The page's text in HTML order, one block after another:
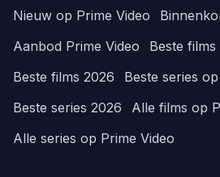
Nieuw op Prime Video
Aanbod Prime Video
Beste
Beste films 2026
Beste series
Beste series 2026
Alle films op
Alle series op Prime Video